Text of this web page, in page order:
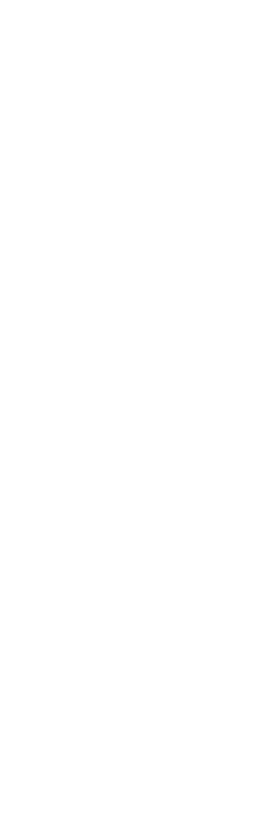
O blaho hostů se stará restaurace
služba praní prádla, služba žehlení prádla
přímo v baru u bazénu.
poskytovatelů). Nabídka wellness:
a němčina. Kreditní karty:
balkónem, internetem (zdarma), sejfem
(zdarma) a satelit.TV. Koupelna se sprchou